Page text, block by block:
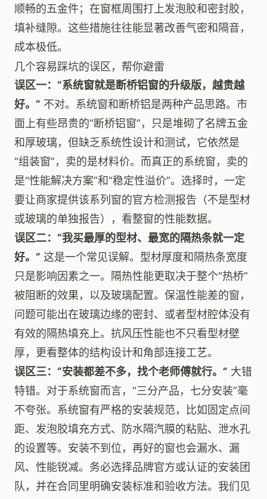
顺畅的五金件；在窗框周围打上发泡胶和密封胶，
填补缝隙。这些措施往往能显著改善气密和隔音，
成本极低。
几个容易踩坑的误区，帮你避雷
误区一：“系统窗就是断桥铝窗的升级版，越贵越
好。” 不对。系统窗和断桥铝是两种产品思路。市
面上有些昂贵的“断桥铝窗”，只是堆砌了名牌五金
和厚玻璃，但缺乏系统性设计和测试，它依然是
“组装窗”，卖的是材料价。而真正的系统窗，卖的
是“性能解决方案”和“稳定性溢价”。选择时，一定
要让商家提供该系列窗的官方检测报告（不是型材
或玻璃的单独报告），看整窗的性能数据。
误区二：“我买最厚的型材、最宽的隔热条就一定
好。” 这是一个常见误解。型材厚度和隔热条宽度
只是影响因素之一。隔热性能更取决于整个“热桥”
被阻断的效果，以及玻璃配置。保温性能差的窗，
问题可能出在玻璃边缘的密封、或者型材腔体没有
有效的隔热填充上。抗风压性能也不只看型材壁
厚，更看整体的结构设计和角部连接工艺。
误区三：“安装都差不多，找个老师傅就行。” 大错
特错。对于系统窗而言，“三分产品，七分安装”毫
不夸张。系统窗有严格的安装规范，比如固定点间
距、发泡胶填充方式、防水隔汽膜的粘贴、泄水孔
的设置等。安装不到位，再好的窗也会漏水、漏
风、性能锐减。务必选择品牌官方或认证的安装团
队，并在合同里明确安装标准和验收方法。我们见